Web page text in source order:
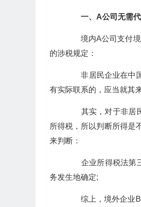
一、A公司无需
境内A公司支付境
的涉税规定：
非居民企业在中国
有实际联系的，应当就其
其实，对于非居民
所得税，所以判断所得是
来判断：
企业所得税法第三
务发生地确定;
综上，境外企业B